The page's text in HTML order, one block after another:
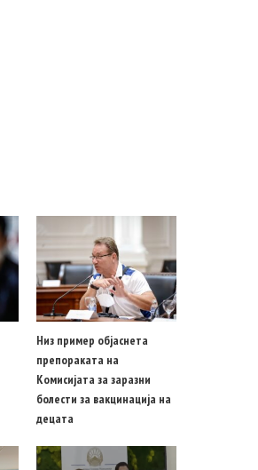
Низ пример објаснета
препораката на
Комисијата за заразни
болести за вакцинација на
децата